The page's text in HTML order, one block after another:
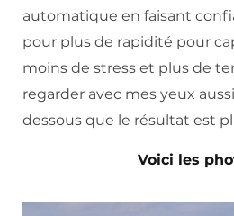
automatique en faisant
pour plus de rapidité pour
moins de stress et plus de
regarder avec mes yeux
dessous que le résultat est
Voici les